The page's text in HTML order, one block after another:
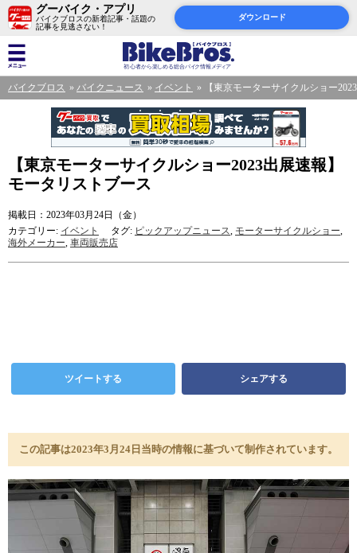
グーバイク・アプリ
バイクブロスの新着記事・話題の
記事を見逃さない！
ダウンロード
バイクブロス バイクニュース イベント 【東京モーターサイクルショー
【東京モーターサイクルショー2023出展速報】
モータリストブース
掲載日：2023年03月24日（金）
カテゴリー: イベント タグ: ピックアップニュース, モーターサイクルショー,
海外メーカー, 車両販売店
ツイートする シェアする
この記事は2023年3月24日当時の情報に基づいて制作されています。